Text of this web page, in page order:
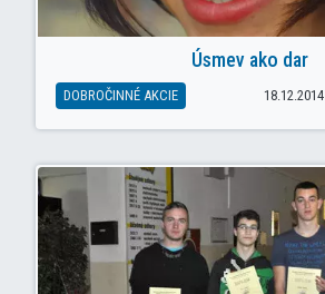
Úsmev ako dar
DOBROČINNÉ AKCIE 18.12.2014